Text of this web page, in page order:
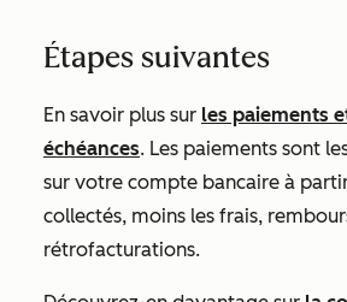
Étapes suivantes
En savoir plus sur les paiements
échéances. Les paiements sont
sur votre compte bancaire à
collectés, moins les frais,
rétrofacturations.